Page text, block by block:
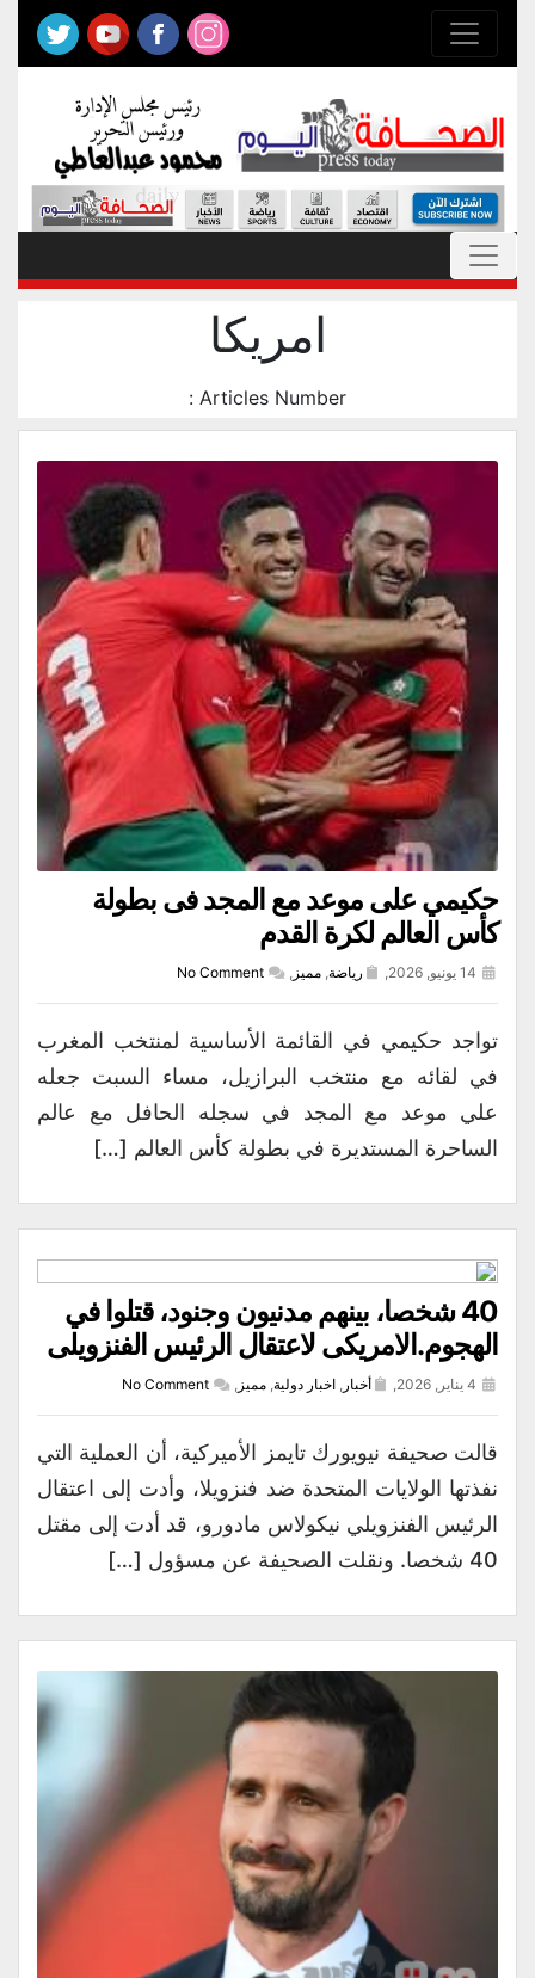
امريكا
Articles Number :
حكيمي على موعد مع المجد فى بطولة
كأس العالم لكرة القدم
رياضة, مميز ,
No Comment
تواجد حكيمي في القائمة الأساسية لمنتخب المغرب
في لقائه مع منتخب البرازيل، مساء السبت جعله
علي موعد مع المجد في سجله الحافل مع عالم
الساحرة المستديرة في بطولة كأس العالم […]
40 شخصا، بينهم مدنيون وجنود، قتلوا في
الهجوم.الامريكى لاعتقال الرئيس الفنزويلى
أخبار , اخبار دولية, مميز ,
No Comment
قالت صحيفة نيويورك تايمز الأميركية، أن العملية التي
نفذتها الولايات المتحدة ضد فنزويلا، وأدت إلى اعتقال
الرئيس الفنزويلي نيكولاس مادورو، قد أدت إلى مقتل
40 شخصا. ونقلت الصحيفة عن مسؤول […]